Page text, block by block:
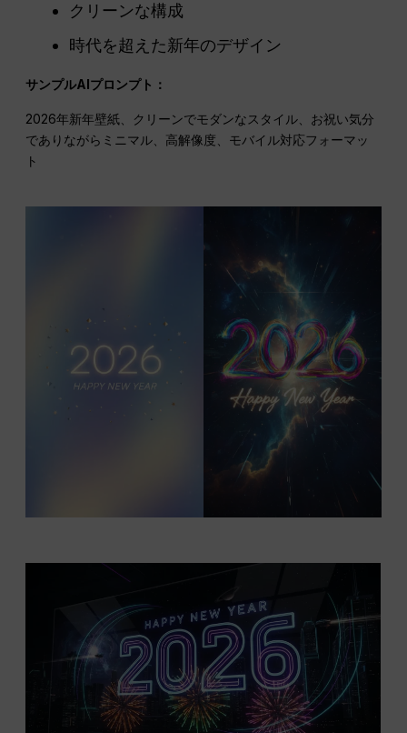
クリーンな構成
時代を超えた新年のデザイン
サンプルAIプロンプト：
2026年新年壁紙、クリーンでモダンなスタイル、お祝い気分
でありながらミニマル、高解像度、モバイル対応フォーマッ
ト